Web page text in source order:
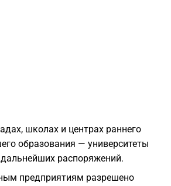
школах и центрах раннего
образования — университеты
распоряжений.
предприятиям разрешено